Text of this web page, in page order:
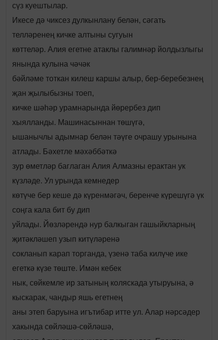
сүз куештылар.
Икесе дә чиксез дулкынлану белән, сәгать
телләренең кичке алтыны сугуын
көттеләр. Алия егетне атаклы галимнәр йолдызлыгы
янында кулына чәчәк
бәйләме тоткан килеш каршы алыр, бер-беребезнең
җан җылыбызны тоеп,
кичке шәһәр урамнарында йөрербез дип
хыялланды. Машинасыннан төшүгә,
ышанычлы адымнар белән тәүге очрашу урынына
атлады. Бәхетле мәхәббәткә
зур өметләр баглаган Алия Алмазны ерактан ук
күзләде. Ул урында кемнедер
көтүче бер кеше дә күренмәгәч, беренче күрешүгә үк
соңга кала бит бу дип
уйлады. Йөзләрендә нур балкыган гашыйкларның
җитәкләшеп узып китүләренә
сокланып карап торганда, үзенә таба килүче ике
егеткә күзе төште. Имән кебек
нык, сөйкемле ир затының коляскада утыруына, ә
кыскарак, чандыр яшь егетнең
аны этеп баруына игътибар итте ул. Алар нәрсәдер
хакында сөйләшә-сөйләшә,